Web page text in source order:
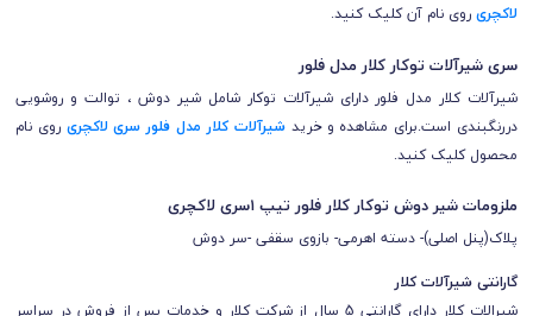
لاکچریروی نام آن کلیک کنید.
سری شیرآلات توکار کلار مدل فلور
شیرآلات کلار مدل فلور دارای شیرآلات توکار شامل شیر دوش ، توالت و روشویی
دررنگبندی است.برای مشاهده و خریدشیرآلات کلار مدل فلور سری لاکچری روی نام
محصول کلیک کنید.
ملزومات شیر دوش توکار کلار فلور تیپ ۱سری لاکچری
پلاک(پنل اصلی)- دسته اهرمی- بازوی سقفی -سر دوش
گارانتی شیرآلات کلار
شیرالات کلار دارای گارانتی 5 سال از شرکت کلار و خدمات پس از فروش در سراسر